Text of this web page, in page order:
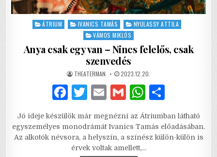
Posted
ÁTRIUM IVANICS TAMÁS
NYULASSY ATTILA
VÁMOS MIKLÓS
Anya csak egy van – Nincs felelős, csak
szenvedés
AUTHOR:
THEATERMAN PUBLISHED
DATE:
2023.12.20.
F
c
e
T
it
te
E
ai
l
G
ai
l
W
at
s
ar
e
Jó ideje készülök már megnézni az Átriumban látható
egyszemélyes monodrámát Ivanics Tamás előadásában.
Az alkotók névsora, a helyszín, a színész külön-külön is
érvek voltak amellett,…